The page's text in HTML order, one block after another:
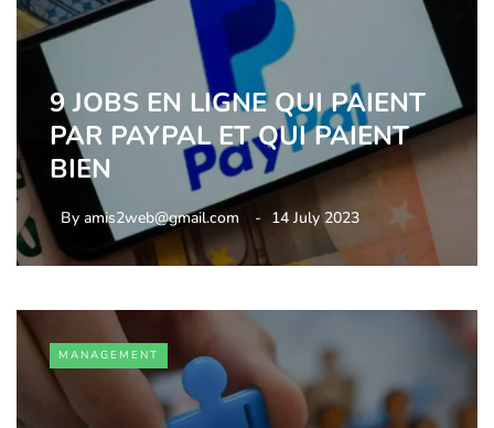
9 JOBS EN LIGNE QUI PAIENT
PAR PAYPAL ET QUI PAIENT
BIEN
By amis2web@gmail.com 14 July 2023
MANAGEMENT